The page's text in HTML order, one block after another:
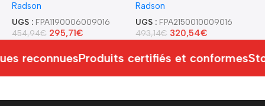
Radson
UGS : FPA1190006009016
454,94€ 295,71€
Radson
UGS : FPA2150010009016
493,14€ 320,54€
reconnuesProduits certifiés et conformes